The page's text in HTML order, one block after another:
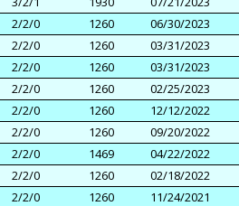
2/2/0 1260
06/30/2023
2/2/0 1260
03/31/2023
2/2/0 1260
03/31/2023
2/2/0 1260
02/25/2023
2/2/0 1260
12/12/2022
2/2/0 1260
09/20/2022
2/2/0 1469
04/22/2022
2/2/0 1260
02/18/2022
2/2/0 1260
11/24/2021